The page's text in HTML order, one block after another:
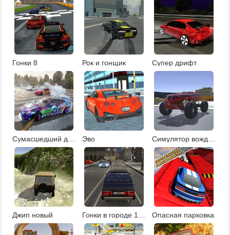
Гонки 8 Рок и гонщик Супер дрифт
Эво
Джип новый Опасная парковка